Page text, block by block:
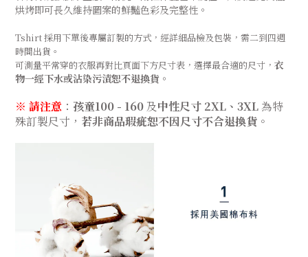
烘烤即可長久維持圖案的鮮豔色彩及完整性。
Tshirt 採用下單後專屬訂製的方式，經詳細品檢及包裝，需二到四週
時間出貨。
可測量平常穿的衣服再對比頁面下方尺寸表，選擇最合適的尺寸， 衣
物一經下水或沾染污漬恕不退換貨 。
※ 請注意 ： 孩童100 - 160 及中性尺寸 2XL、3XL為特
殊訂製尺寸， 若非商品瑕疵恕不因尺寸不合退換貨 。